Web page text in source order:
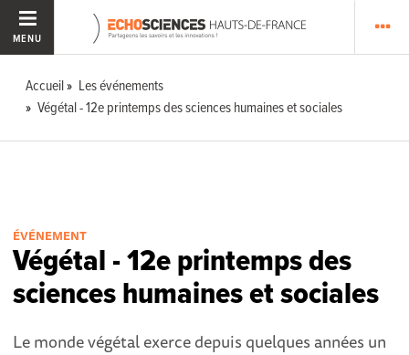
MENU
Accueil
Les événements
Végétal - 12e printemps des sciences humaines et sociales
ÉVÉNEMENT
Végétal - 12e printemps des
sciences humaines et sociales
Le monde végétal exerce depuis quelques années un